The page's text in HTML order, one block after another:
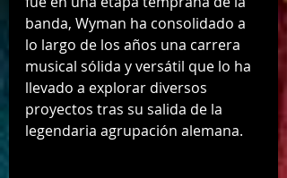
banda, Wyman ha consolidado a
lo largo de los años una carrera
musical sólida y versátil que lo ha
llevado a explorar diversos
proyectos tras su salida de la
legendaria agrupación alemana.